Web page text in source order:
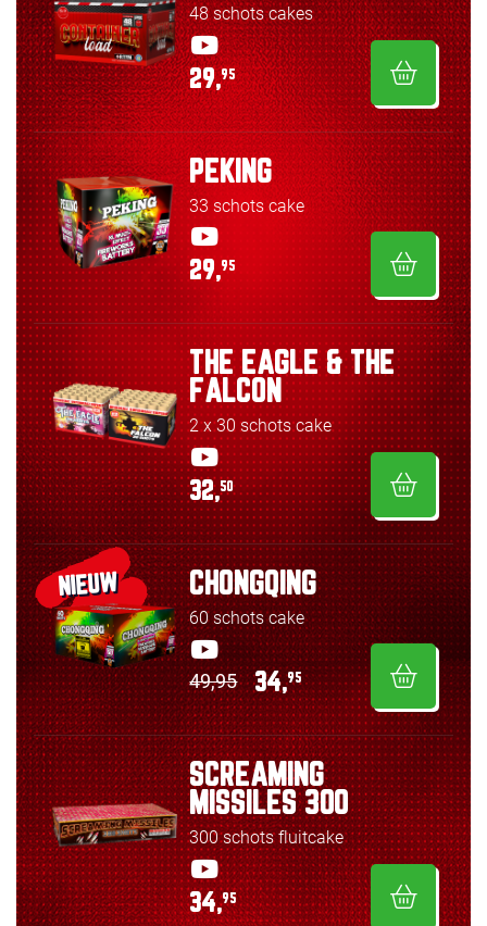
48 schots cakes
29,95
PEKING
33 schots cake
29,95
THE EAGLE & THE
FALCON
2 x 30 schots cake
32,50
NIEUW CHONGQING
60 schots cake
49,95 34,95
SCREAMING
MISSILES 300
300 schots fluitcake
34,95